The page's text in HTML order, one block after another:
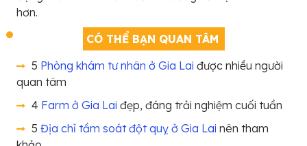
hơn.
CÓ THỂ BẠN QUAN TÂM
5 Phòng khám tư nhân ở Gia Lai được nhiều người
quan tâm
4 Farm ở Gia Lai đẹp, đáng trải nghiệm cuối tuần
5 Địa chỉ tầm soát đột quỵ ở Gia Lai nên tham